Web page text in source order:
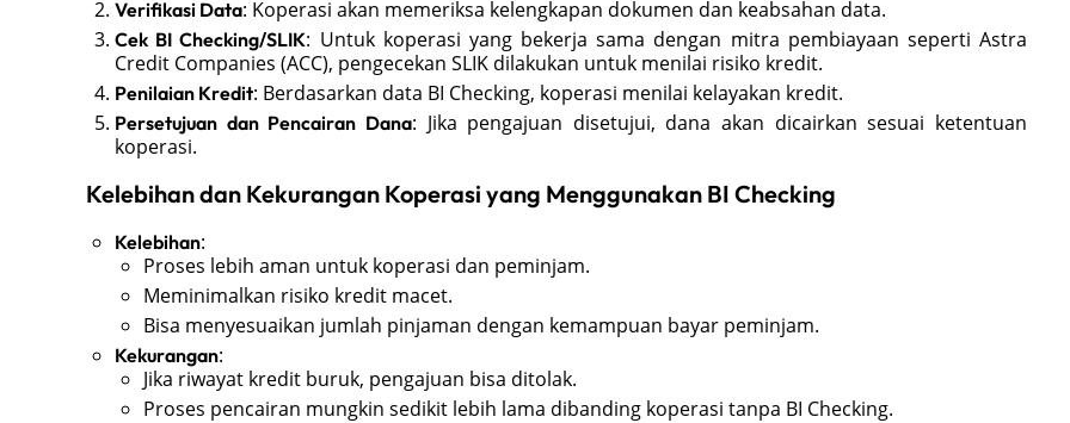
Verifikasi Data: Koperasi akan memeriksa kelengkapan dokumen dan keabsahan data.
Cek BI Checking/SLIK: Untuk koperasi yang bekerja sama dengan mitra pembiayaan seperti Astra
Credit Companies (ACC), pengecekan SLIK dilakukan untuk menilai risiko kredit.
Penilaian Kredit: Berdasarkan data BI Checking, koperasi menilai kelayakan kredit.
Persetujuan dan Pencairan Dana: Jika pengajuan disetujui, dana akan dicairkan sesuai ketentuan
koperasi.
Kelebihan dan Kekurangan Koperasi yang Menggunakan BI Checking
Kelebihan:
Proses lebih aman untuk koperasi dan peminjam.
Meminimalkan risiko kredit macet.
Bisa menyesuaikan jumlah pinjaman dengan kemampuan bayar peminjam.
Kekurangan:
Jika riwayat kredit buruk, pengajuan bisa ditolak.
Proses pencairan mungkin sedikit lebih lama dibanding koperasi tanpa BI Checking.